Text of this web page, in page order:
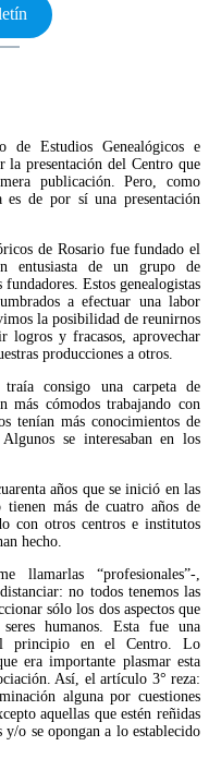
de Estudios Genealógicos e
la presentación del Centro que
publicación. Pero, como
de por sí una presentación
de Rosario fue fundado el
entusiasta de un grupo de
Estos genealogistas
a efectuar una labor
la posibilidad de reunirnos
logros y fracasos, aprovechar
producciones a otros.
consigo una carpeta de
más cómodos trabajando con
tenían más conocimientos de
se interesaban en los
años que se inició en las
tienen más de cuatro años de
con otros centros e institutos
hecho.
llamarlas “profesionales”-,
no todos tenemos las
sólo los dos aspectos que
humanos. Esta fue una
principio en el Centro. Lo
era importante plasmar esta
Así, el artículo 3° reza:
alguna por cuestiones
aquellas que estén reñidas
o se opongan a lo establecido